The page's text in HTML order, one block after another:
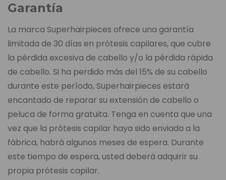
Garantía
La marca Superhairpieces ofrece una garantía
limitada de 30 días en prótesis capilares, que cubre
la pérdida excesiva de cabello y/o la pérdida rápida
de cabello. Si ha perdido más del 15% de su cabello
durante este período, Superhairpieces estará
encantado de reparar su extensión de cabello o
peluca de forma gratuita. Tenga en cuenta que una
vez que la prótesis capilar haya sido enviada a la
fábrica, habrá algunos meses de espera. Durante
este tiempo de espera, usted deberá adquirir su
propia prótesis capilar.